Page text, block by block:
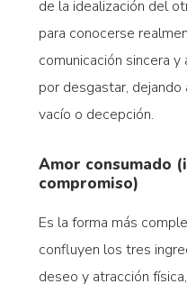
de la idealización del
para conocerse
comunicación sincera
por desgastar, dejando
vacío o decepción.
Amor consumado
compromiso)
Es la forma más
confluyen los tres
deseo y atracción